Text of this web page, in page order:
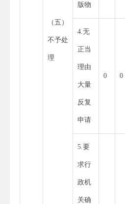
（五）
不予处
理
版物
4.无
正当
理由
大量
反复
申请
0 0
5.要
求行
政机
关确